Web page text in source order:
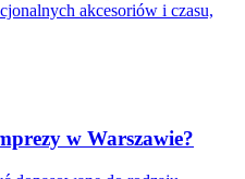
akcesoriów i czasu,
w Warszawie?